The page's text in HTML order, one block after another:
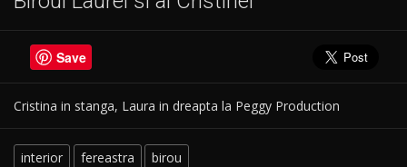
Save
Cristina in stanga, Laura in dreapta la Peggy Production
interior fereastra birou